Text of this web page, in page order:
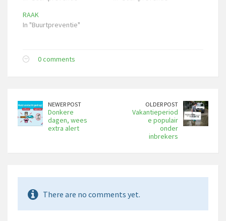
RAAK
In "Buurtpreventie"
0 comments
NEWER POST
Donkere
dagen, wees
extra alert
OLDER POST
Vakantieperiod
e populair
onder
inbrekers
There are no comments yet.